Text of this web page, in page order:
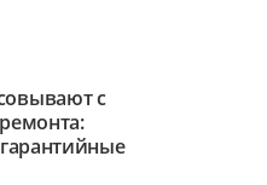
с